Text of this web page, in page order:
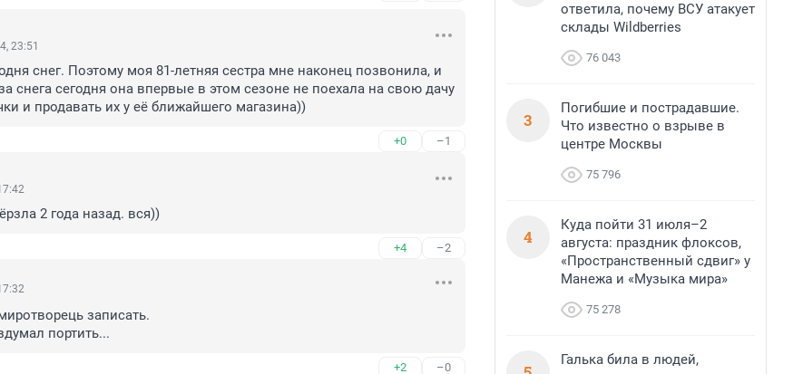
23:51
снег. Поэтому моя 81-летняя сестра мне наконец позвонила, и
снега сегодня она впервые в этом сезоне не поехала на свою дачу
и продавать их у её ближайшего магазина))
+0 –1
2 года назад. вся))
+4 –2
записать.
портить...
+2 –0
ответила, почему ВСУ атакует
склады Wildberries
76 043
3
Погибшие и пострадавшие.
Что известно о взрыве в
центре Москвы
75 796
4
Куда пойти 31 июля–2
августа: праздник флоксов,
«Пространственный сдвиг» у
Манежа и «Музыка мира»
75 278
Галька била в людей,